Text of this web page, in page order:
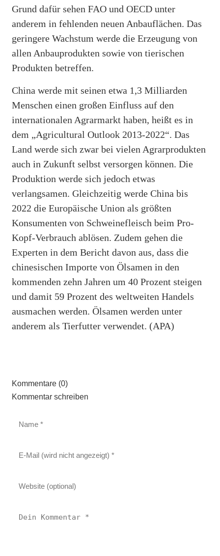
Grund dafür sehen FAO und OECD unter
anderem in fehlenden neuen Anbauflächen. Das
geringere Wachstum werde die Erzeugung von
allen Anbauprodukten sowie von tierischen
Produkten betreffen.
China werde mit seinen etwa 1,3 Milliarden
Menschen einen großen Einfluss auf den
internationalen Agrarmarkt haben, heißt es in
dem „Agricultural Outlook 2013-2022“. Das
Land werde sich zwar bei vielen Agrarprodukten
auch in Zukunft selbst versorgen können. Die
Produktion werde sich jedoch etwas
verlangsamen. Gleichzeitig werde China bis
2022 die Europäische Union als größten
Konsumenten von Schweinefleisch beim Pro-
Kopf-Verbrauch ablösen. Zudem gehen die
Experten in dem Bericht davon aus, dass die
chinesischen Importe von Ölsamen in den
kommenden zehn Jahren um 40 Prozent steigen
und damit 59 Prozent des weltweiten Handels
ausmachen werden. Ölsamen werden unter
anderem als Tierfutter verwendet. (APA)
Kommentare (0)
Kommentar schreiben